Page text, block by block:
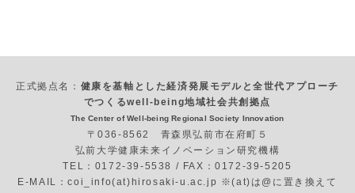
正式拠点名： 健康を基軸とした経済発展モデルと全世代アプローチ
でつくるwell-being地域社会共創拠点
The Center of Well-being Regional Society Innovation
〒036-8562 青森県弘前市在府町５
弘前大学健康未来イノベーション研究機構
TEL：0172-39-5538 / FAX：0172-39-5205
E-MAIL：coi_info(at)hirosaki-u.ac.jp ※(at)は@に置き換えて